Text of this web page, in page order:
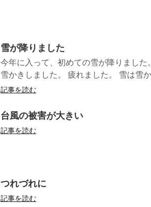
雪が降りました
今年に入って、初めての雪が降りました
雪かきしました。 疲れました。 雪は雪
記事を読む
台風の被害が大きい
記事を読む
つれづれに
記事を読む